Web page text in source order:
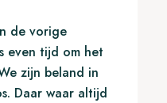
de vorige
even tijd om het
zijn beland in
Daar waar altijd